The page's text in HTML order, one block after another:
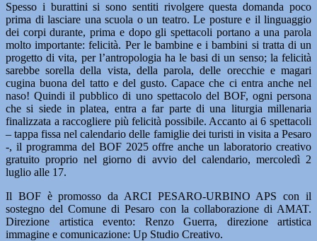
Spesso i burattini si sono sentiti rivolgere questa domanda poco
prima di lasciare una scuola o un teatro. Le posture e il linguaggio
dei corpi durante, prima e dopo gli spettacoli portano a una parola
molto importante: felicità. Per le bambine e i bambini si tratta di un
progetto di vita, per l’antropologia ha le basi di un senso; la felicità
sarebbe sorella della vista, della parola, delle orecchie e magari
cugina buona del tatto e del gusto. Capace che ci entra anche nel
naso! Quindi il pubblico di uno spettacolo del BOF, ogni persona
che si siede in platea, entra a far parte di una liturgia millenaria
finalizzata a raccogliere più felicità possibile. Accanto ai 6 spettacoli
– tappa fissa nel calendario delle famiglie dei turisti in visita a Pesaro
-, il programma del BOF 2025 offre anche un laboratorio creativo
gratuito proprio nel giorno di avvio del calendario, mercoledì 2
luglio alle 17.
Il BOF è promosso da ARCI PESARO-URBINO APS con il
sostegno del Comune di Pesaro con la collaborazione di AMAT.
Direzione artistica evento: Renzo Guerra, direzione artistica
immagine e comunicazione: Up Studio Creativo.